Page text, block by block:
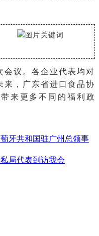
会议。各企业代表均对
来，广东省进口食品协
来更多不同的福利政
牙共和国驻广州总领事
局代表到访我会